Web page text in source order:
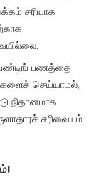
சரியாக
பணத்தை
செய்யாமல்,
நிதானமாக
சரிவையும்